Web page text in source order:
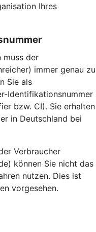
Ihres
muss der
immer genau zu
Sie als
Identifikationsnummer
bzw. CI). Sie erhalten
in Deutschland bei
Verbraucher
können Sie nicht das
nutzen. Dies ist
vorgesehen.